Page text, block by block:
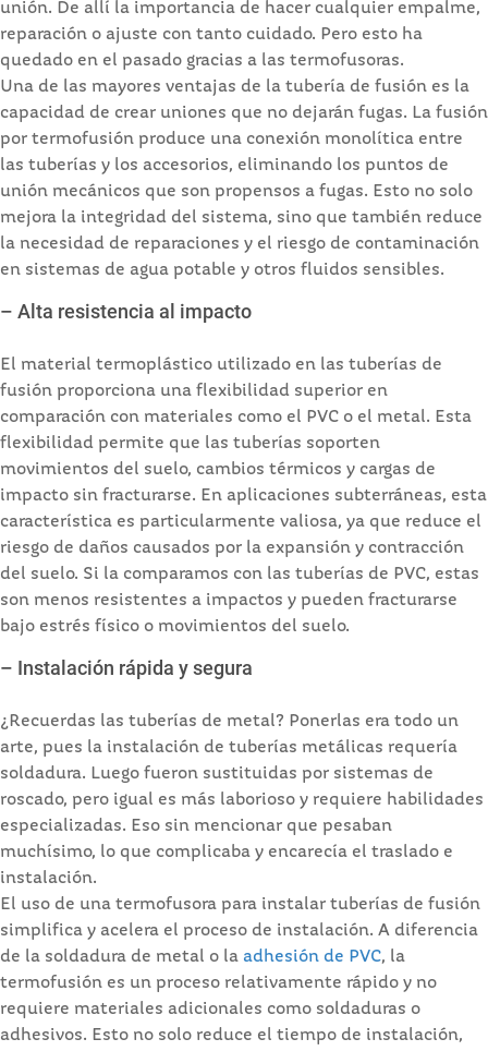
unión. De allí la importancia de hacer cualquier empalme,
reparación o ajuste con tanto cuidado. Pero esto ha
quedado en el pasado gracias a las termofusoras.
Una de las mayores ventajas de la tubería de fusión es la
capacidad de crear uniones que no dejarán fugas. La fusión
por termofusión produce una conexión monolítica entre
las tuberías y los accesorios, eliminando los puntos de
unión mecánicos que son propensos a fugas. Esto no solo
mejora la integridad del sistema, sino que también reduce
la necesidad de reparaciones y el riesgo de contaminación
en sistemas de agua potable y otros fluidos sensibles.
– Alta resistencia al impacto
El material termoplástico utilizado en las tuberías de
fusión proporciona una flexibilidad superior en
comparación con materiales como el PVC o el metal. Esta
flexibilidad permite que las tuberías soporten
movimientos del suelo, cambios térmicos y cargas de
impacto sin fracturarse. En aplicaciones subterráneas, esta
característica es particularmente valiosa, ya que reduce el
riesgo de daños causados por la expansión y contracción
del suelo. Si la comparamos con las tuberías de PVC, estas
son menos resistentes a impactos y pueden fracturarse
bajo estrés físico o movimientos del suelo.
– Instalación rápida y segura
¿Recuerdas las tuberías de metal? Ponerlas era todo un
arte, pues la instalación de tuberías metálicas requería
soldadura. Luego fueron sustituidas por sistemas de
roscado, pero igual es más laborioso y requiere habilidades
especializadas. Eso sin mencionar que pesaban
muchísimo, lo que complicaba y encarecía el traslado e
instalación.
El uso de una termofusora para instalar tuberías de fusión
simplifica y acelera el proceso de instalación. A diferencia
de la soldadura de metal o la adhesión de PVC, la
termofusión es un proceso relativamente rápido y no
requiere materiales adicionales como soldaduras o
adhesivos. Esto no solo reduce el tiempo de instalación,